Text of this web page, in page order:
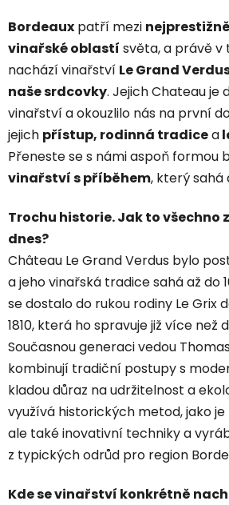
Bordeaux patří mezi
vinařské oblastí světa, a právě v
nachází vinařství Le Grand
naše srdcovky. Jejich Chateau je
vinařství a okouzlilo nás na první
jejich přístup, rodinná tradicea
Přeneste se s námi aspoň formou
vinařství s příběhem, který sahá
Trochu historie. Jak to všechno
dnes?
Château Le Grand Verdus bylo
a jeho vinařská tradice sahá až do
se dostalo do rukou rodiny Le Grix
1810, která ho spravuje již více než
Současnou generaci vedou
kombinují tradiční postupy s
kladou důraz na udržitelnost a
využívá historických metod, jako je
ale také inovativní techniky a
z typických odrůd pro region
Kde se vinařství konkrétně